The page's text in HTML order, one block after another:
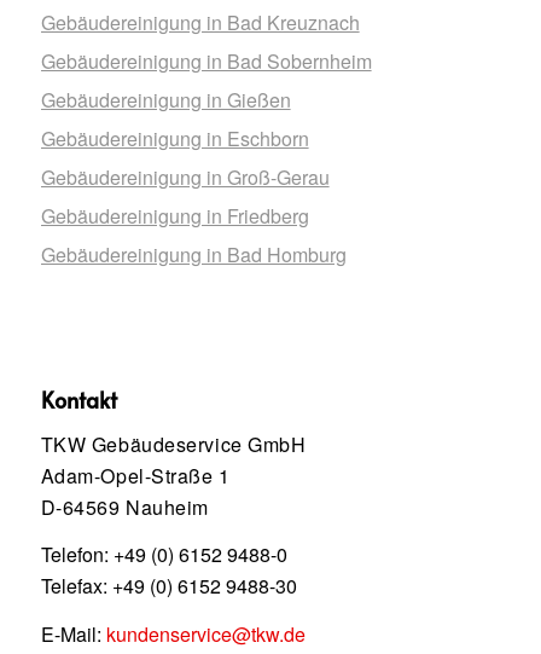
Gebäudereinigung in Bad Kreuznach
Gebäudereinigung in Bad Sobernheim
Gebäudereinigung in Gießen
Gebäudereinigung in Eschborn
Gebäudereinigung in Groß-Gerau
Gebäudereinigung in Friedberg
Gebäudereinigung in Bad Homburg
Kontakt
TKW Gebäudeservice GmbH
Adam-Opel-Straße 1
D-64569 Nauheim
Telefon: +49 (0) 6152 9488-0
Telefax: +49 (0) 6152 9488-30
E-Mail: kundenservice@tkw.de